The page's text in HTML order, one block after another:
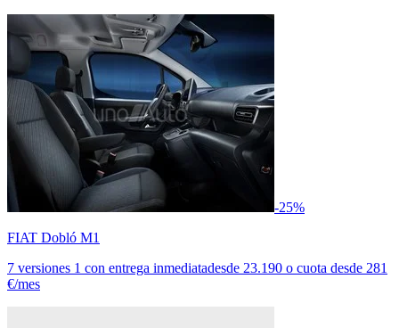
-25%
FIAT Dobló M1
7 versiones 1 con entrega inmediatadesde 23.190 o cuota desde 281
€/mes